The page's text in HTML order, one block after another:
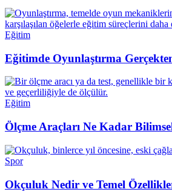
Eğitim
Eğitimde Oyunlaştırma
Eğitim
Ölçme Araçları Ne Kadar
Spor
Okçuluk Nedir ve Temel